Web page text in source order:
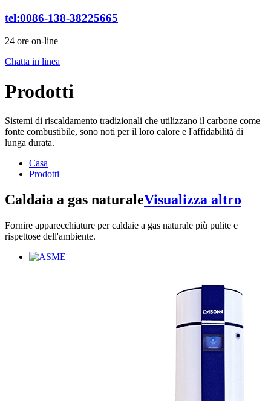
tel:0086-138-38225665
24 ore on-line
Chatta in linea
Prodotti
Sistemi di riscaldamento tradizionali che utilizzano il carbone come
fonte combustibile, sono noti per il loro calore e l'affidabilità di
lunga durata.
Casa
Prodotti
Caldaia a gas naturaleVisualizza altro
Fornire apparecchiature per caldaie a gas naturale più pulite e
rispettose dell'ambiente.